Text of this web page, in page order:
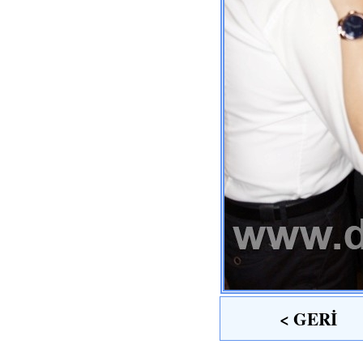
< GERİ